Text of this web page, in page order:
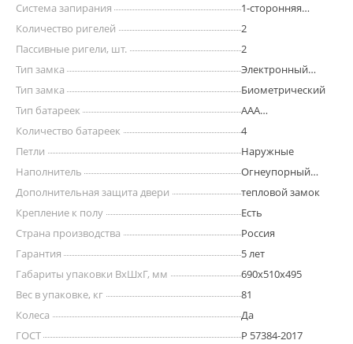
Система запирания
1-сторонняя
Количество ригелей
2
Пассивные ригели, шт.
2
Тип замка
Электронный
Тип замка
Биометрический
Тип батареек
AAA
Количество батареек
4
Петли
Наружные
Наполнитель
Огнеупорный
Дополнительная защита двери
тепловой замок
Крепление к полу
Есть
Страна производства
Россия
Гарантия
5 лет
Габариты упаковки ВхШхГ, мм
690х510х495
Вес в упаковке, кг
81
Колеса
Да
ГОСТ
Р 57384-2017